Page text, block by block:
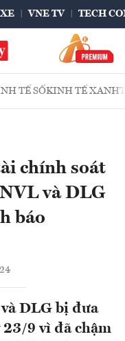
XE VNE TV TECH
TẾ SỐKINH TẾ XANH
chính soát
và DLG
báo
DLG bị đưa
23/9 vì đã chậm